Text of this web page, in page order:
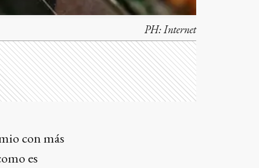
PH:Internet
con más
es